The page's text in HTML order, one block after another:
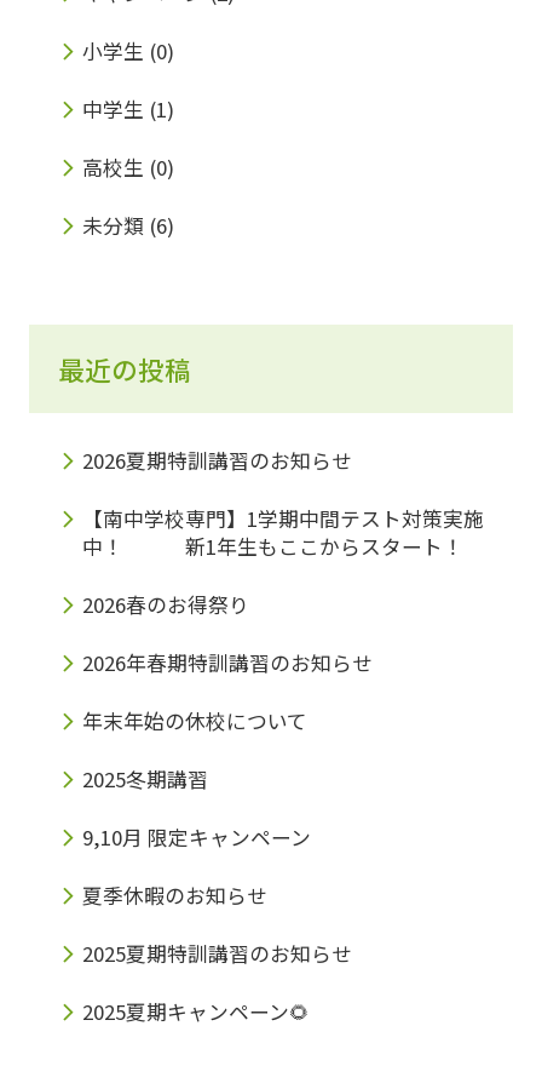
めるって難しくないの？」 と思った保護者の
方、安心してください。 みらい個別では『コ
ードアドベンチャー』という楽しく学べる教材
きるかしら？」 そんな疑問を抱えている保護
ぜひお気軽にお話だけでも聞きに来てくださ
い！お待ちしております????‍♂️ Access大阪府
茨木市玉櫛２丁目30−17プランドールモトイ１
F「みらい個別 南茨木教室」Tell
072−665−9717 英検対策コースに続く↓ さて
よく耳にしませんか？そうです。世は大海賊時
代ならぬ、大英検時代なのです☠️ 『英検』こ
れ、持ってるとめっちゃ便利です！・入試結果
さらに、「英検2級」を持っていれば、大阪府
の公立高校入試で80％得点が保障されます！
小学生 (0)
中学生 (1)
高校生 (0)
未分類 (6)
最近の投稿
2026夏期特訓講習のお知らせ
【南中学校専門】1学期中間テスト対策実施
中！ 新1年生もここからスタート！
2026春のお得祭り
2026年春期特訓講習のお知らせ
年末年始の休校について
2025冬期講習
9,10月 限定キャンペーン
夏季休暇のお知らせ
2025夏期特訓講習のお知らせ
2025夏期キャンペーン🌻